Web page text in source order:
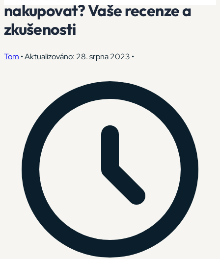
nakupovat? Vaše recenze a
zkušenosti
Tom •Aktualizováno: 28. srpna 2023 •